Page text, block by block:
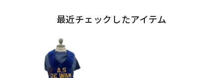
最近チェックしたアイテム